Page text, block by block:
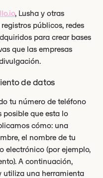
, Lusha y otras
públicos, redes
para crear bases
que las empresas
de datos
tu número de teléfono
posible que esta lo
cómo: una
el nombre de tu
electrónico (por ejemplo,
A continuación,
utiliza una herramienta